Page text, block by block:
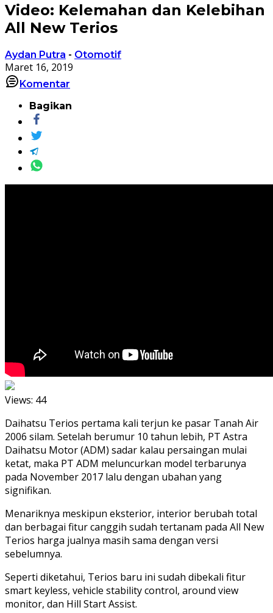
Video: Kelemahan dan Kelebihan
All New Terios
Aydan Putra - Otomotif
Maret 16, 2019
Komentar
Bagikan
Views: 44
Daihatsu Terios pertama kali terjun ke pasar Tanah Air
2006 silam. Setelah berumur 10 tahun lebih, PT Astra
Daihatsu Motor (ADM) sadar kalau persaingan mulai
ketat, maka PT ADM meluncurkan model terbarunya
pada November 2017 lalu dengan ubahan yang
signifikan.
Menariknya meskipun eksterior, interior berubah total
dan berbagai fitur canggih sudah tertanam pada All New
Terios harga jualnya masih sama dengan versi
sebelumnya.
Seperti diketahui, Terios baru ini sudah dibekali fitur
smart keyless, vehicle stability control, around view
monitor, dan Hill Start Assist.